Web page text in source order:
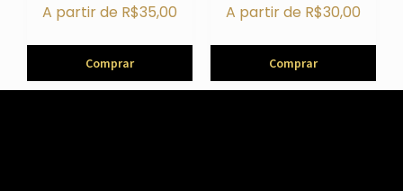
A partir de R$35,00
Comprar
A partir de R$30,00
Comprar